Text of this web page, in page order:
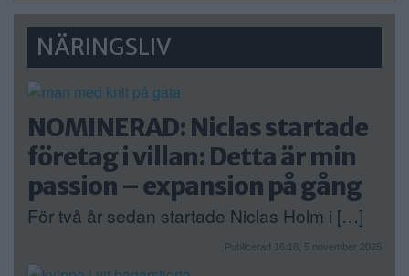
NÄRINGSLIV
NOMINERAD: Niclas startade
företag i villan: Detta är min
passion – expansion på gång
För två år sedan startade Niclas Holm i […]
Publicerad 16:16, 5 november 2025